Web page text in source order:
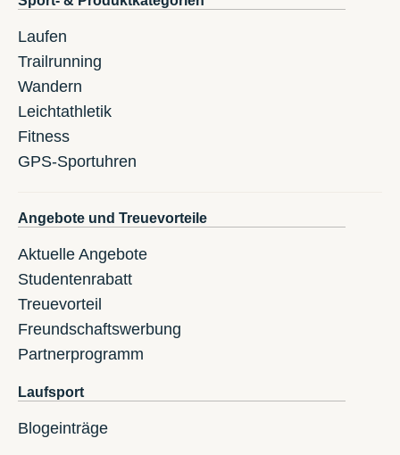
Laufen
Trailrunning
Wandern
Leichtathletik
Fitness
GPS-Sportuhren
Angebote und Treuevorteile
Aktuelle Angebote
Studentenrabatt
Treuevorteil
Freundschaftswerbung
Partnerprogramm
Laufsport
Blogeinträge